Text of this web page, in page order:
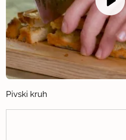
Pivski kruh